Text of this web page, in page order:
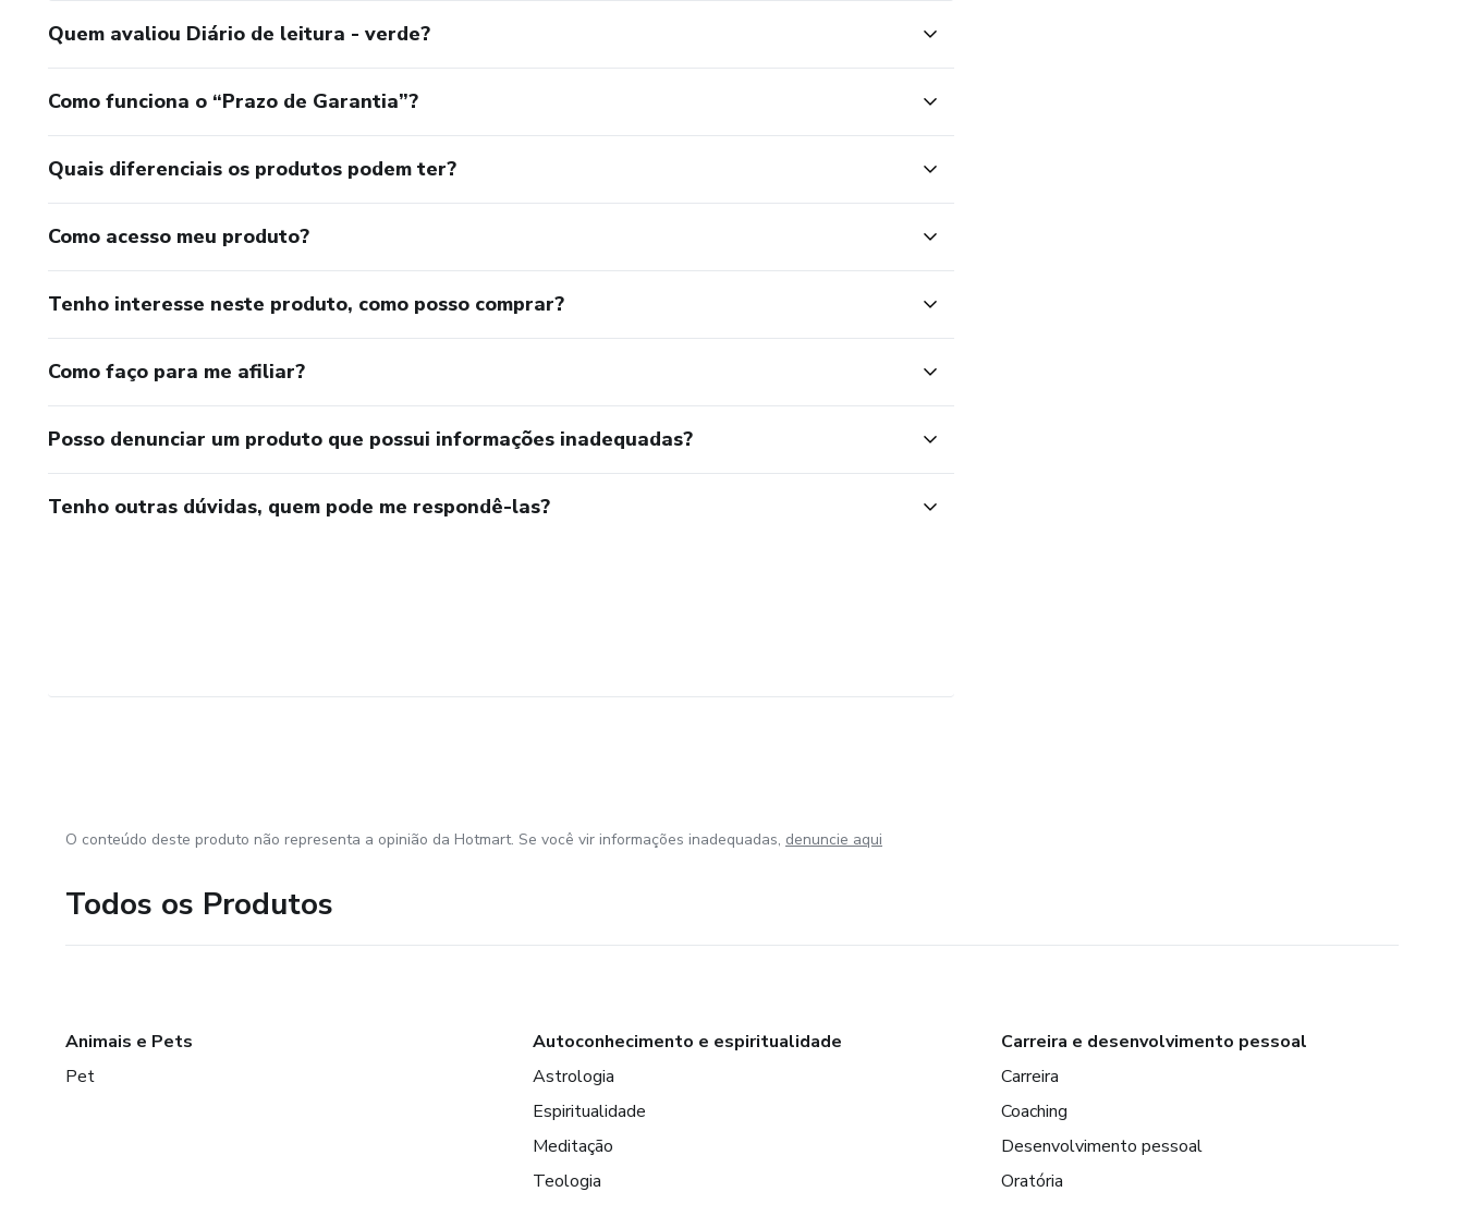
Quem avaliou Diário de leitura - verde?
Como funciona o “Prazo de Garantia”?
Quais diferenciais os produtos podem ter?
Como acesso meu produto?
Tenho interesse neste produto, como posso comprar?
Como faço para me afiliar?
Posso denunciar um produto que possui informações inadequadas?
Tenho outras dúvidas, quem pode me respondê-las?
O conteúdo deste produto não representa a opinião da Hotmart. Se você vir informações inadequadas, denuncie aqui
Todos os Produtos
Animais e Pets
Pet
Autoconhecimento e espiritualidade
Astrologia
Espiritualidade
Meditação
Teologia
Carreira e desenvolvimento pessoal
Carreira
Coaching
Desenvolvimento pessoal
Oratória